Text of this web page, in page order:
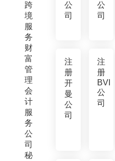
跨
境
服
务
财
富
管
理
会
计
服
务
公
司
秘
公
司
公
司
注
册
开
曼
公
司
注
册
BVI
公
司